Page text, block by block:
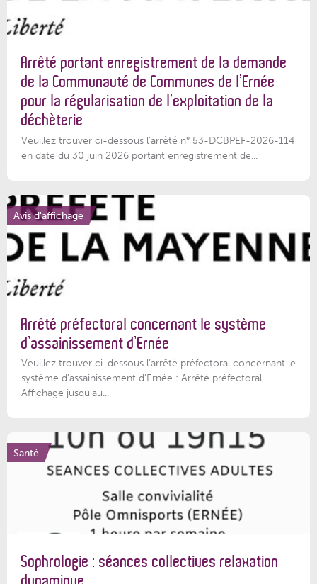
Arrêté portant enregistrement de la demande
de la Communauté de Communes de l’Ernée
pour la régularisation de l’exploitation de la
déchèterie
Veuillez trouver ci-dessous l'arrêté n° 53-DCBPEF-2026-114
en date du 30 juin 2026 portant enregistrement de...
Avis d'affichage
Arrêté préfectoral concernant le système
d’assainissement d’Ernée
Veuillez trouver ci-dessous l’arrêté préfectoral concernant le
système d'assainissement d'Ernée : Arrêté préfectoral
Affichage jusqu'au...
Santé
Sophrologie : séances collectives relaxation